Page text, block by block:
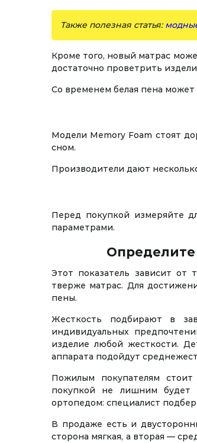
Также полезная статья:
Кроме того, новый матрас
достаточно проветрить
Со временем белая пена может
Модели Memory Foam стоят
сном.
Производители дают
Перед покупкой измеряйте
параметрами.
Этот показатель зависит
тверже матрас. Для
пены.
Жесткость подбирают в
индивидуальных
изделие любой жесткости.
аппарата подойдут
Пожилым покупателям
покупкой не лишним будет
ортопедом: специалист
В продаже есть и
сторона мягкая, а вторая —